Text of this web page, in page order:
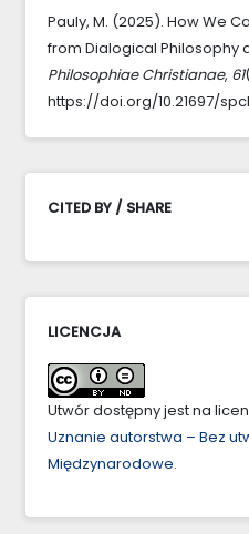
Pauly, M. (2025). How We
from Dialogical Philosophy
Philosophiae Christianae, 61
https://doi.org/10.21697/
CITED BY / SHARE
LICENCJA
Utwór dostępny jest na
Uznanie autorstwa – Bez
Międzynarodowe.